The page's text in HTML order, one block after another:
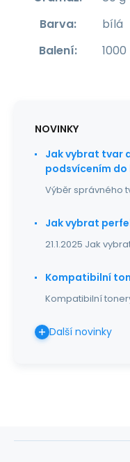
Barva:
bílá
Balení:
NOVINKY
Jak vybrat tvar
podsvícením do
Výběr správného
Jak vybrat
21.1.2025 Jak
Kompatibilní
Kompatibilní
Další novinky